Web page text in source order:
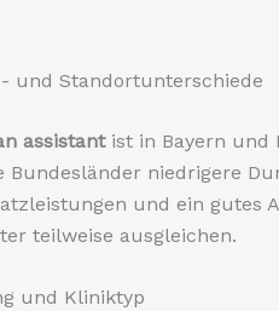
und Standortunterschiede
assistantist in Bayern und
Bundesländer niedrigere
und ein gutes
teilweise ausgleichen.
und Kliniktyp